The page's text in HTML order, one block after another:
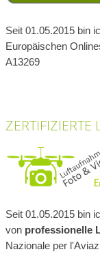
Seit 01.05.2015 bin
Europäischen
A13269
ZERTIFIZIERTE
Seit 01.05.2015 bin
von professionelle
Nazionale per